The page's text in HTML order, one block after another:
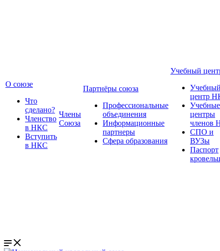
О союзе
Что
сделано?
Членство
в НКС
Вступить
в НКС
Члены
Союза
Партнёры союза
Профессиональные
объединения
Информационные
партнеры
Сфера образования
Учебный
центр
Учебные
центры
членов
СПО и
ВУЗы
Паспорт